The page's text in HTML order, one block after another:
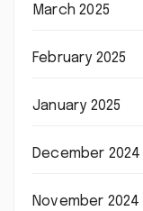
March 2025
February 2025
January 2025
December 2024
November 2024